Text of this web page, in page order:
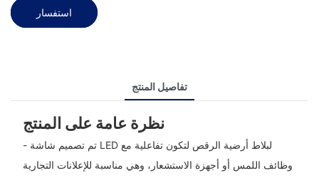
استفسار
تفاصيل المنتج
نظرة عامة على المنتج
- تم تصميم شاشة LED لبلاط أرضية الرقص لتكون تفاعلية مع
وظائف اللمس أو أجهزة الاستشعار، وهي مناسبة للإعلانات التجارية